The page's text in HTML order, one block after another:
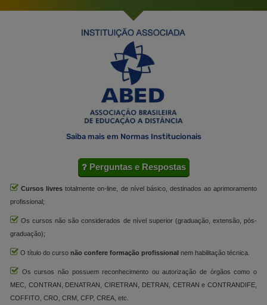
Saiba mais em Normas Institucionais
Perguntas e Respostas
Cursos livres totalmente on-line, de nível básico, destinados ao aprimoramento
profissional;
Os cursos não são considerados de nível superior (graduação, extensão, pós-
graduação);
O título do curso não confere formação profissional nem habilitação técnica.
Os cursos não possuem reconhecimento ou autorização de órgãos como o
MEC, CONTRAN, DENATRAN, CIRETRAN, DETRAN, CETRAN e CONTRANDIFE,
COFFITO, CRO, CRM, CFP, CREA, etc.